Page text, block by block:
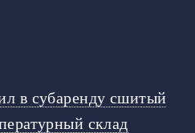
в субаренду сшитый
склад